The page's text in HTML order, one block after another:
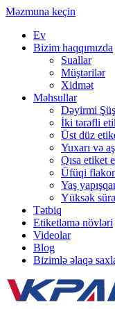
Məzmuna keçin
Ev
Bizim haqqımızda
Suallar
Müştərilər
Xidmət
Məhsullar
Dəyirmi
İki tərəfli
Üst düz
Yuxarı və
Qısa etiket
Üfüqi flakon
Yaş
Yüksək
Tətbiq
Etiketləmə növləri
Videolar
Blog
Bizimlə əlaqə